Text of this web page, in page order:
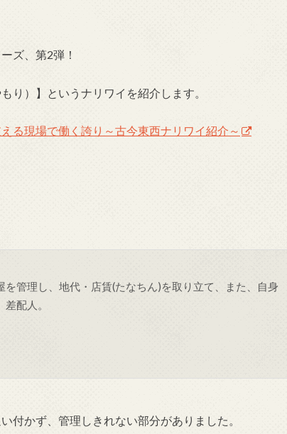
ズ、第2弾！
り）】というナリワイを紹介します。
る現場で働く誇り～古今東西ナリワイ紹介～
管理し、地代・店賃(たなちん)を取り立て、また、自身
配人。
付かず、管理しきれない部分がありました。